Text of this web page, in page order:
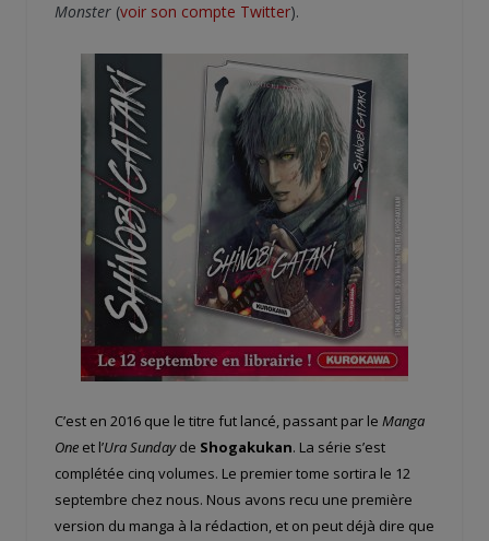
Monster (voir son compte Twitter).
C’est en 2016 que le titre fut lancé, passant par le Manga
One et l’Ura Sundayde Shogakukan. La série s’est
complétée cinq volumes. Le premier tome sortira le 12
septembre chez nous. Nous avons recu une première
version du manga à la rédaction, et on peut déjà dire que